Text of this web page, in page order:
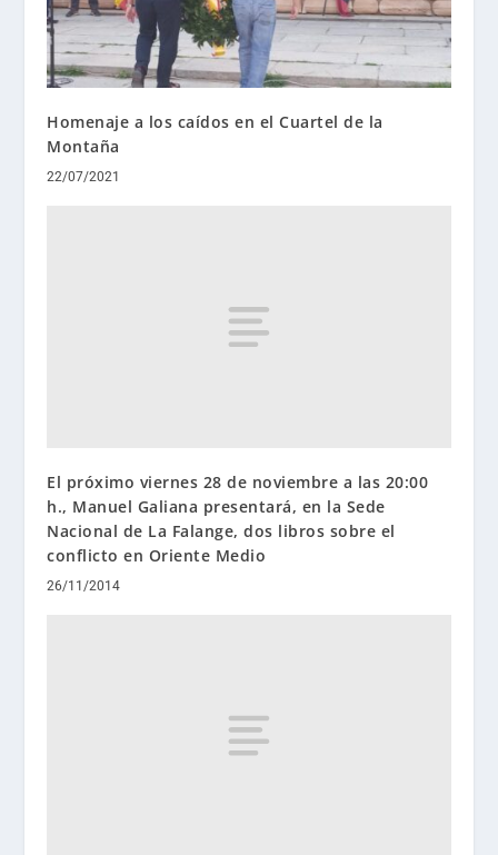
Homenaje a los caídos en el Cuartel de la
Montaña
22/07/2021
El próximo viernes 28 de noviembre a las 20:00
h., Manuel Galiana presentará, en la Sede
Nacional de La Falange, dos libros sobre el
conflicto en Oriente Medio
26/11/2014